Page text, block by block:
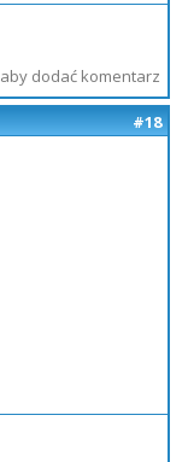
aby dodać komentarz
#18